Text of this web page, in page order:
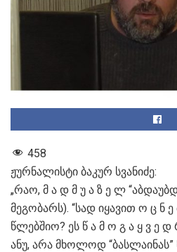
458
ჟურნალისტი ბაკურ სვანიძე:
„რაო, მ ა დ მ უ ა ზ ე ლ
მეგობარს). “სად იყავით ო ც ნ ე
წლებშიო? ეს წ ა მ ო გ ა ყ ვ ე
ანუ, არა მხოლოდ